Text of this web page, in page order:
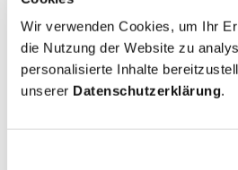
Wir verwenden Cookies, um Ihr
die Nutzung der Website zu
personalisierte Inhalte
unserer Datenschutzerklärung.
Leitfaden zur Schuhpflege |